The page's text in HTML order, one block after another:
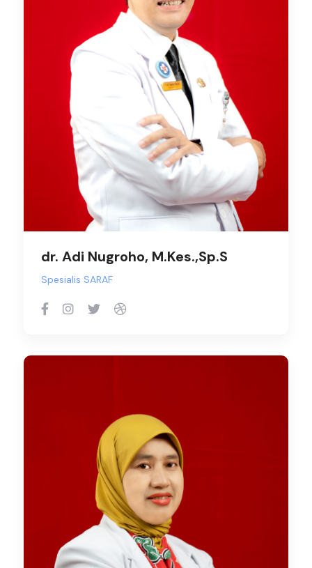
dr. Adi Nugroho, M.Kes.,Sp.S
Spesialis SARAF